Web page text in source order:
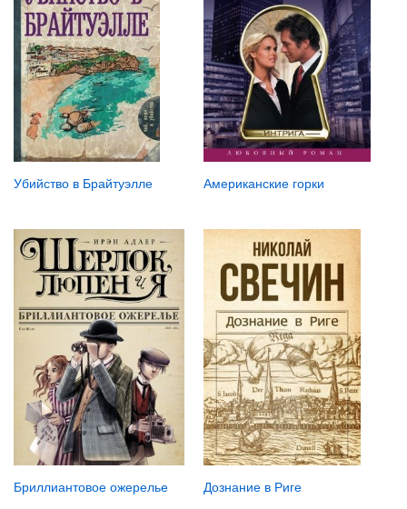
Убийство в Брайтуэлле Американские горки
Бриллиантовое ожерелье Дознание в Риге